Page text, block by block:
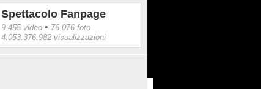
Spettacolo Fanpage
9.455 video • 76.076 foto
4.053.376.982 visualizzazioni